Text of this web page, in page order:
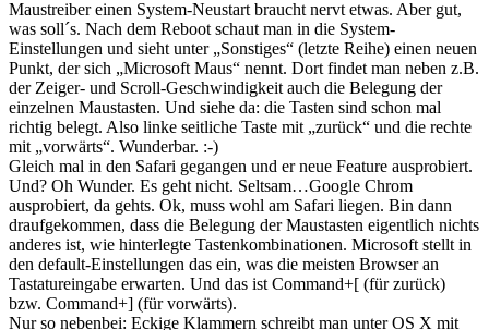
Maustreiber einen System-Neustart braucht nervt etwas. Aber gut,
was soll´s. Nach dem Reboot schaut man in die System-
Einstellungen und sieht unter „Sonstiges“ (letzte Reihe) einen neuen
Punkt, der sich „Microsoft Maus“ nennt. Dort findet man neben z.B.
der Zeiger- und Scroll-Geschwindigkeit auch die Belegung der
einzelnen Maustasten. Und siehe da: die Tasten sind schon mal
richtig belegt. Also linke seitliche Taste mit „zurück“ und die rechte
mit „vorwärts“. Wunderbar. :-)
Gleich mal in den Safari gegangen und er neue Feature ausprobiert.
Und? Oh Wunder. Es geht nicht. Seltsam…Google Chrom
ausprobiert, da gehts. Ok, muss wohl am Safari liegen. Bin dann
draufgekommen, dass die Belegung der Maustasten eigentlich nichts
anderes ist, wie hinterlegte Tastenkombinationen. Microsoft stellt in
den default-Einstellungen das ein, was die meisten Browser an
Tastatureingabe erwarten. Und das ist Command+[ (für zurück)
bzw. Command+] (für vorwärts).
Nur so nebenbei: Eckige Klammern schreibt man unter OS X mit